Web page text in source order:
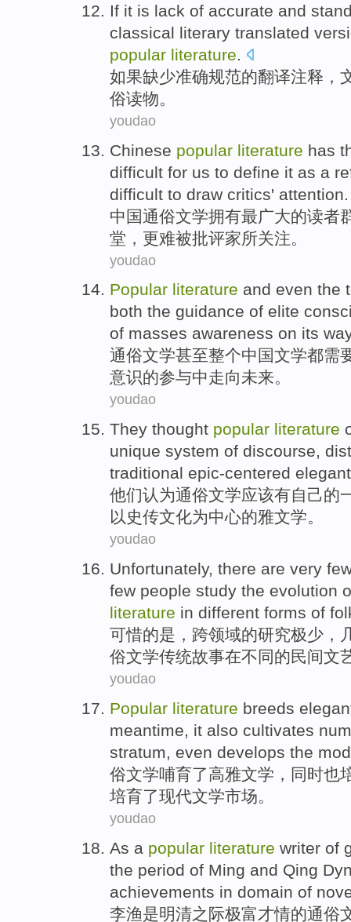
If it is lack of accurate and
classical literary translated
popular literature.
如果缺少准确规范的翻译注释 ，
俗读物。
youdao
Chinese popular literature has
difficult for us to define it as a
difficult to draw critics' attention
中国通俗文学拥有最广大的读者
堂， 更难被批评家所关注。
youdao
Popular literature and even the
both the guidance of elite
of masses awareness on its
通俗文学甚至整个中国文学都需
意识的参与中走向未来。
youdao
They thought popular literature
unique system of discourse,
traditional epic-centered elegant
他们认为通俗文学应该有自己的
以史传文化为中心的雅文学。
youdao
Unfortunately, there are very
few people study the evolution
literature in different forms of
可惜的是，跨领域的研究极少 ，
俗文学传统故事在不同的民间文
youdao
Popular literature breeds
meantime, it also cultivates
stratum, even develops the
俗文学哺育了高雅文学 ， 同时也
培育了现代文学市场。
youdao
As a popular literature writer of
the period of Ming and Qing
achievements in domain of
李渔是明清之际极富才情的通俗